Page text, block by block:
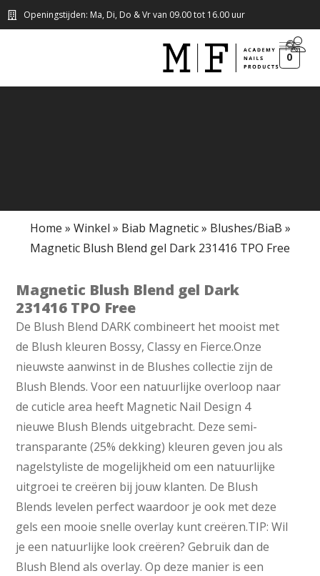
Openingstijden: Ma, Di, Do & Vr van 09.00 tot 16.00 uur
0
Home » Winkel » Biab Magnetic» Blushes/BiaB »
Magnetic Blush Blend gel Dark 231416 TPO Free
Magnetic Blush Blend gel Dark
231416 TPO Free
De Blush Blend DARK combineert het mooist met
de Blush kleuren Bossy, Classy en Fierce.Onze
nieuwste aanwinst in de Blushes collectie zijn de
Blush Blends. Voor een natuurlijke overloop naar
de cuticle area heeft Magnetic Nail Design 4
nieuwe Blush Blends uitgebracht. Deze semi-
transparante (25% dekking) kleuren geven jou als
nagelstyliste de mogelijkheid om een natuurlijke
uitgroei te creëren bij jouw klanten. De Blush
Blends levelen perfect waardoor je ook met deze
gels een mooie snelle overlay kunt creëren.TIP: Wil
je een natuurlijke look creëren? Gebruik dan de
Blush Blend als overlay. Op deze manier is een